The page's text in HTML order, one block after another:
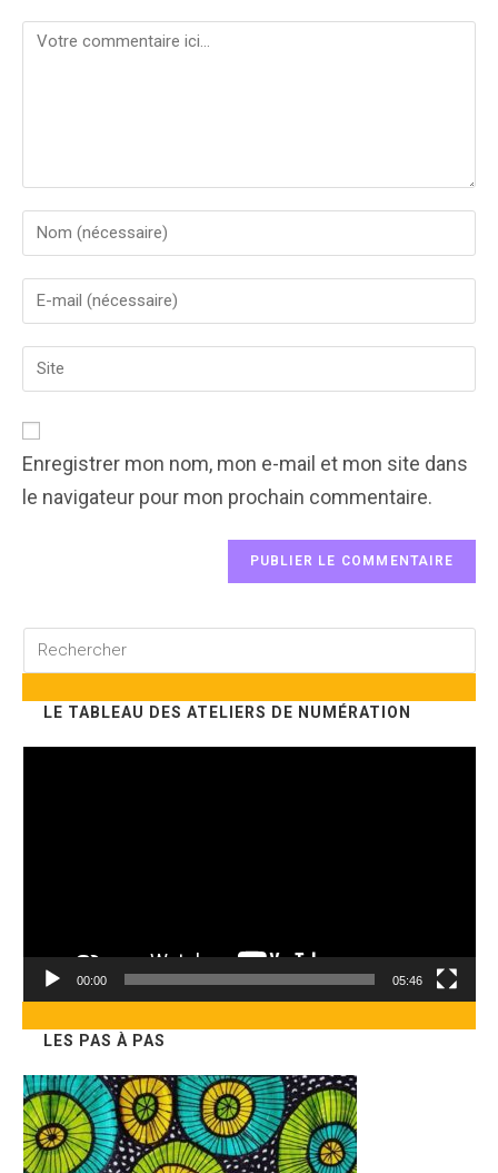
Comment
username
to
comment
address
to
(optional)
Enregistrer mon nom, mon e-mail et mon site dans
le navigateur pour mon prochain commentaire.
siteLE TABLEAU DES ATELIERS DE NUMÉRATION
00:00 05:46
LES PAS À PAS